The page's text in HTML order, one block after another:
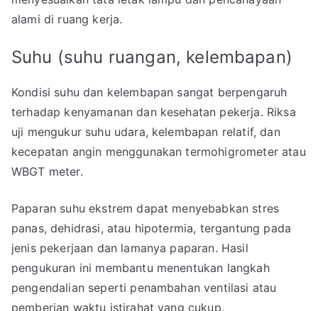
alami di ruang kerja.
Suhu (suhu ruangan, kelembapan)
Kondisi suhu dan kelembapan sangat berpengaruh
terhadap kenyamanan dan kesehatan pekerja. Riksa
uji mengukur suhu udara, kelembapan relatif, dan
kecepatan angin menggunakan termohigrometer atau
WBGT meter.
Paparan suhu ekstrem dapat menyebabkan stres
panas, dehidrasi, atau hipotermia, tergantung pada
jenis pekerjaan dan lamanya paparan. Hasil
pengukuran ini membantu menentukan langkah
pengendalian seperti penambahan ventilasi atau
pemberian waktu istirahat yang cukup.